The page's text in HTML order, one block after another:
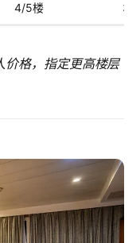
4/5楼
价格，指定更高楼层